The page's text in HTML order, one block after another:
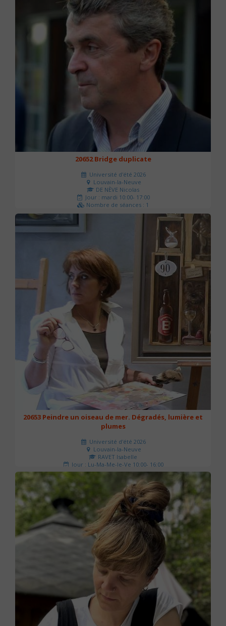
20652 Bridge duplicate
Université d'été 2026
Louvain-la-Neuve
DE NÈVE Nicolas
Jour : mardi 10:00- 17:00
Nombre de séances : 1
50 €
20653 Peindre un oiseau de mer. Dégradés, lumière et
plumes
Université d'été 2026
Louvain-la-Neuve
RAVET Isabelle
Jour : Lu-Ma-Me-Je-Ve 10:00- 16:00
Nombre de séances : 2